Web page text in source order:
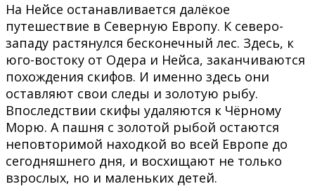
На Нейсе останавливается далёкое
путешествие в Северную Европу. К северо-
западу растянулся бесконечный лес. Здесь, к
юго-востоку от Одера и Нейса, заканчиваются
похождения скифов. И именно здесь они
оставляют свои следы и золотую рыбу.
Впоследствии скифы удаляются к Чёрному
Морю. А пашня с золотой рыбой остаются
неповторимой находкой во всей Европе до
сегодняшнего дня, и восхищают не только
взрослых, но и маленьких детей.